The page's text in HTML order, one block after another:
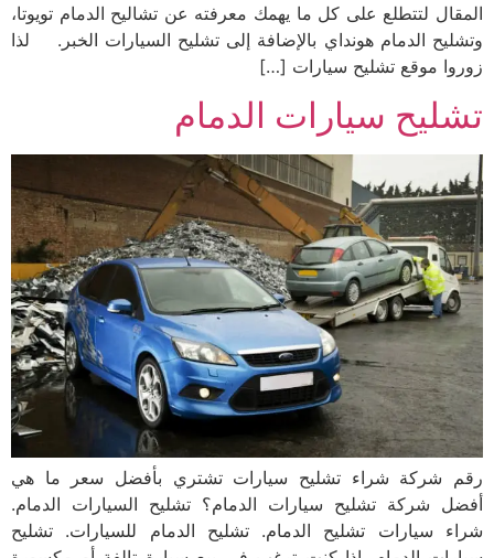
المقال لتتطلع على كل ما يهمك معرفته عن تشاليح الدمام تويوتا،
وتشليح الدمام هونداي بالإضافة إلى تشليح السيارات الخبر. لذا
زوروا موقع تشليح سيارات […]
تشليح سيارات الدمام
رقم شركة شراء تشليح سيارات تشتري بأفضل سعر ما هي
أفضل شركة تشليح سيارات الدمام؟ تشليح السيارات الدمام.
شراء سيارات تشليح الدمام. تشليح الدمام للسيارات. تشليح